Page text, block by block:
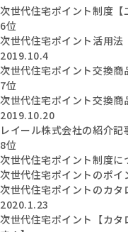
次世代住宅ポイント制度【
6位
次世代住宅ポイント活用法
2019.10.4
次世代住宅ポイント交換
7位
次世代住宅ポイント交換商
2019.10.20
レイール株式会社の紹介記
8位
次世代住宅ポイント制度に
次世代住宅ポイントのポイ
次世代住宅ポイントのカタ
2020.1.23
次世代住宅ポイント【カタ